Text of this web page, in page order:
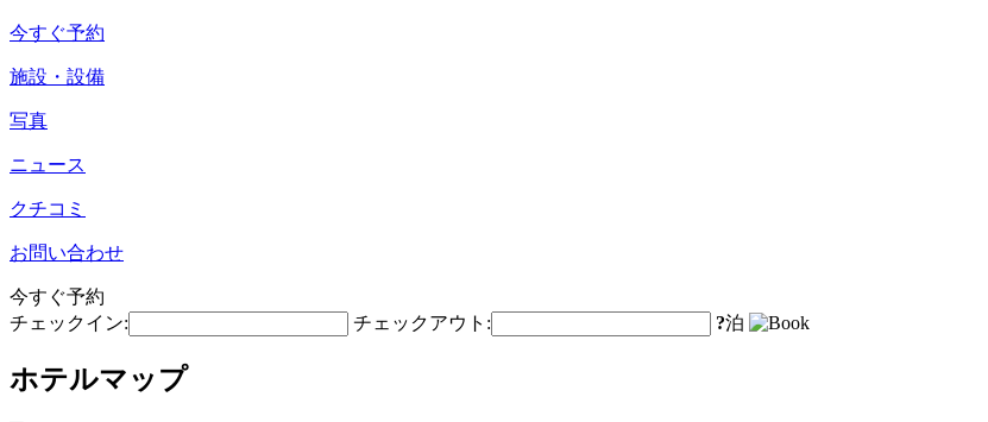
今すぐ予約
施設・設備
写真
ニュース
クチコミ
お問い合わせ
今すぐ予約
チェックイン:
チェックアウト: ?泊
ホテルマップ